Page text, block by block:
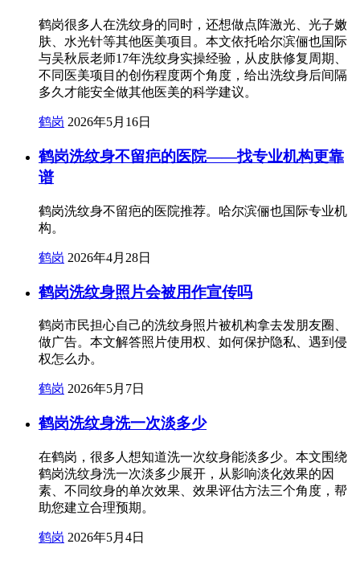
鹤岗很多人在洗纹身的同时，还想做点阵激光、光子嫩
肤、水光针等其他医美项目。本文依托哈尔滨俪也国际
与吴秋辰老师17年洗纹身实操经验，从皮肤修复周期、
不同医美项目的创伤程度两个角度，给出洗纹身后间隔
多久才能安全做其他医美的科学建议。
鹤岗 2026年5月16日
鹤岗洗纹身不留疤的医院——找专业机构更靠
谱
鹤岗洗纹身不留疤的医院推荐。哈尔滨俪也国际专业机
构。
鹤岗 2026年4月28日
鹤岗洗纹身照片会被用作宣传吗
鹤岗市民担心自己的洗纹身照片被机构拿去发朋友圈、
做广告。本文解答照片使用权、如何保护隐私、遇到侵
权怎么办。
鹤岗 2026年5月7日
鹤岗洗纹身洗一次淡多少
在鹤岗，很多人想知道洗一次纹身能淡多少。本文围绕
鹤岗洗纹身洗一次淡多少展开，从影响淡化效果的因
素、不同纹身的单次效果、效果评估方法三个角度，帮
助您建立合理预期。
鹤岗 2026年5月4日